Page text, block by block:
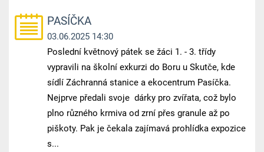
PASÍČKA
03.06.2025 14:30
Poslední květnový pátek se žáci 1. - 3. třídy
vypravili na školní exkurzi do Boru u Skutče, kde
sídlí Záchranná stanice a ekocentrum Pasíčka.
Nejprve předali svoje dárky pro zvířata, což bylo
plno různého krmiva od zrní přes granule až po
piškoty. Pak je čekala zajímavá prohlídka expozice
s...